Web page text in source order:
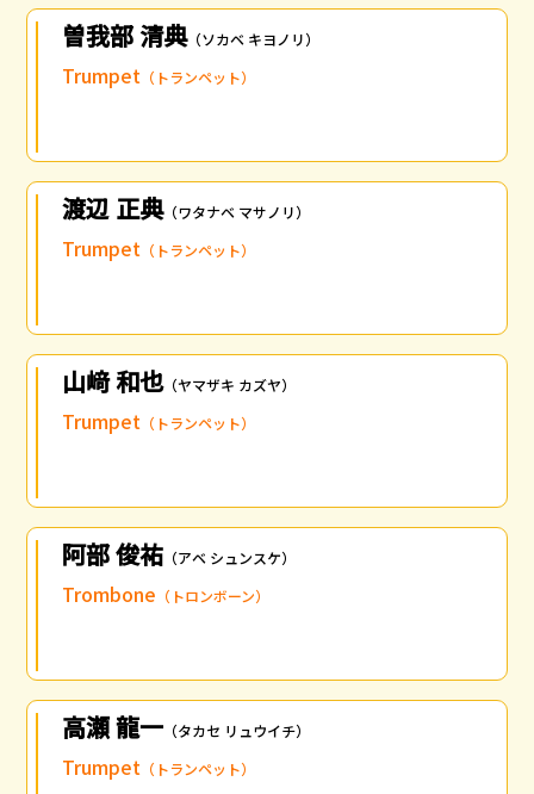
曽我部 清典（ソカベ キヨノリ）
Trumpet （トランペット）
渡辺 正典（ワタナベ マサノリ）
Trumpet （トランペット）
山﨑 和也（ヤマザキ カズヤ）
Trumpet （トランペット）
阿部 俊祐 （アベ シュンスケ）
Trombone （トロンボーン）
高瀬 龍一 （タカセ リュウイチ）
Trumpet （トランペット）